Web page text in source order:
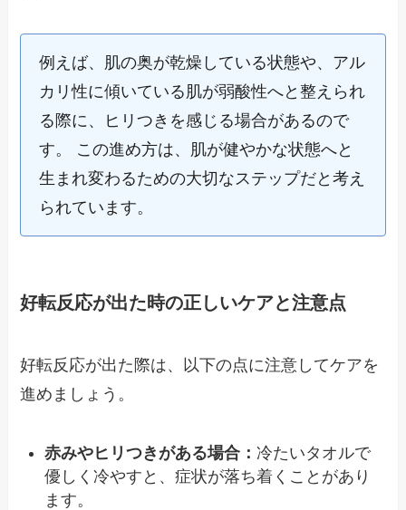
例えば、肌の奥が乾燥している状態や、アル
カリ性に傾いている肌が弱酸性へと整えられ
る際に、ヒリつきを感じる場合があるので
す。 この進め方は、肌が健やかな状態へと
生まれ変わるための大切なステップだと考え
られています。
好転反応が出た時の正しいケアと注意点
好転反応が出た際は、以下の点に注意してケアを
進めましょう。
赤みやヒリつきがある場合：冷たいタオルで
優しく冷やすと、症状が落ち着くことがあり
ます。